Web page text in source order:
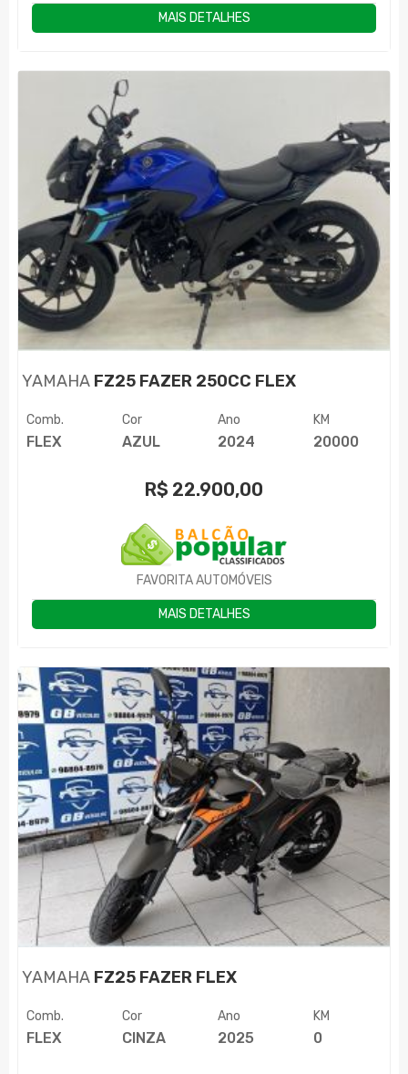
MAIS DETALHES
YAMAHA FZ25 FAZER 250CC FLEX
Comb.
FLEX
Cor
AZUL
Ano
2024
KM
20000
R$ 22.900,00
FAVORITA AUTOMÓVEIS
MAIS DETALHES
YAMAHA FZ25 FAZER FLEX
Comb.
FLEX
Cor
CINZA
Ano
2025
KM
0